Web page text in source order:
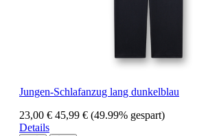
Jungen-Schlafanzug lang dunkelblau
23,00 € 45,99 € (49.99% gespart)
Details